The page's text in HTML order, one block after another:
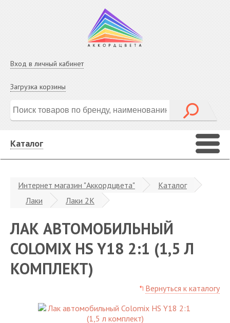
Вход в личный кабинет
Загрузка корзины
Каталог
Интернет магазин "Аккордцвета"
Каталог
Лаки
Лаки 2K
ЛАК АВТОМОБИЛЬНЫЙ
COLOMIX HS Y18 2:1 (1,5 Л
КОМПЛЕКТ)
Вернуться к каталогу